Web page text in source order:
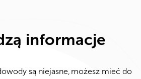
informacje
są niejasne, możesz mieć do